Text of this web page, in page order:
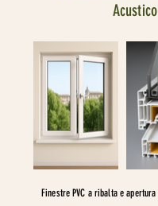
Acustico
Finestre PVC a ribalta e apertura